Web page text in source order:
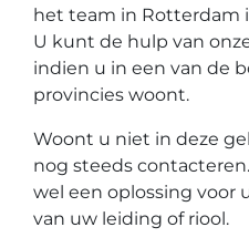
het team in Rotterdam
U kunt de hulp van
indien u in een van de
provincies woont.
Woont u niet in deze
nog steeds
wel een oplossing voor
van uw leiding of riool.